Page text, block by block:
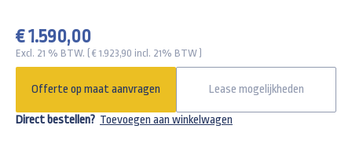
€ 1.590,00
Excl. 21 % BTW. ( € 1.923,90 incl. 21% BTW )
Offerte op maat aanvragen Lease mogelijkheden
Direct bestellen? Toevoegen aan winkelwagen